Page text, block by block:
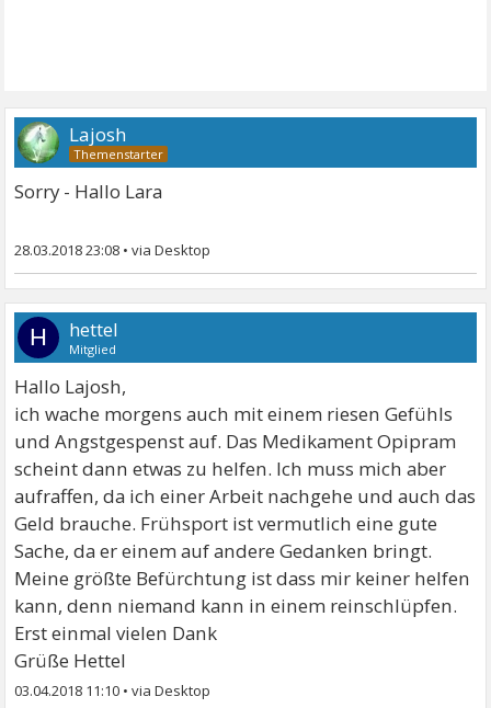
Lajosh
Sorry - Hallo Lara
28.03.2018 23:08 •
H hettel
Mitglied
Hallo Lajosh,
ich wache morgens auch mit einem riesen Gefühls
und Angstgespenst auf. Das Medikament Opipram
scheint dann etwas zu helfen. Ich muss mich aber
aufraffen, da ich einer Arbeit nachgehe und auch das
Geld brauche. Frühsport ist vermutlich eine gute
Sache, da er einem auf andere Gedanken bringt.
Meine größte Befürchtung ist dass mir keiner helfen
kann, denn niemand kann in einem reinschlüpfen.
Erst einmal vielen Dank
Grüße Hettel
03.04.2018 11:10 •